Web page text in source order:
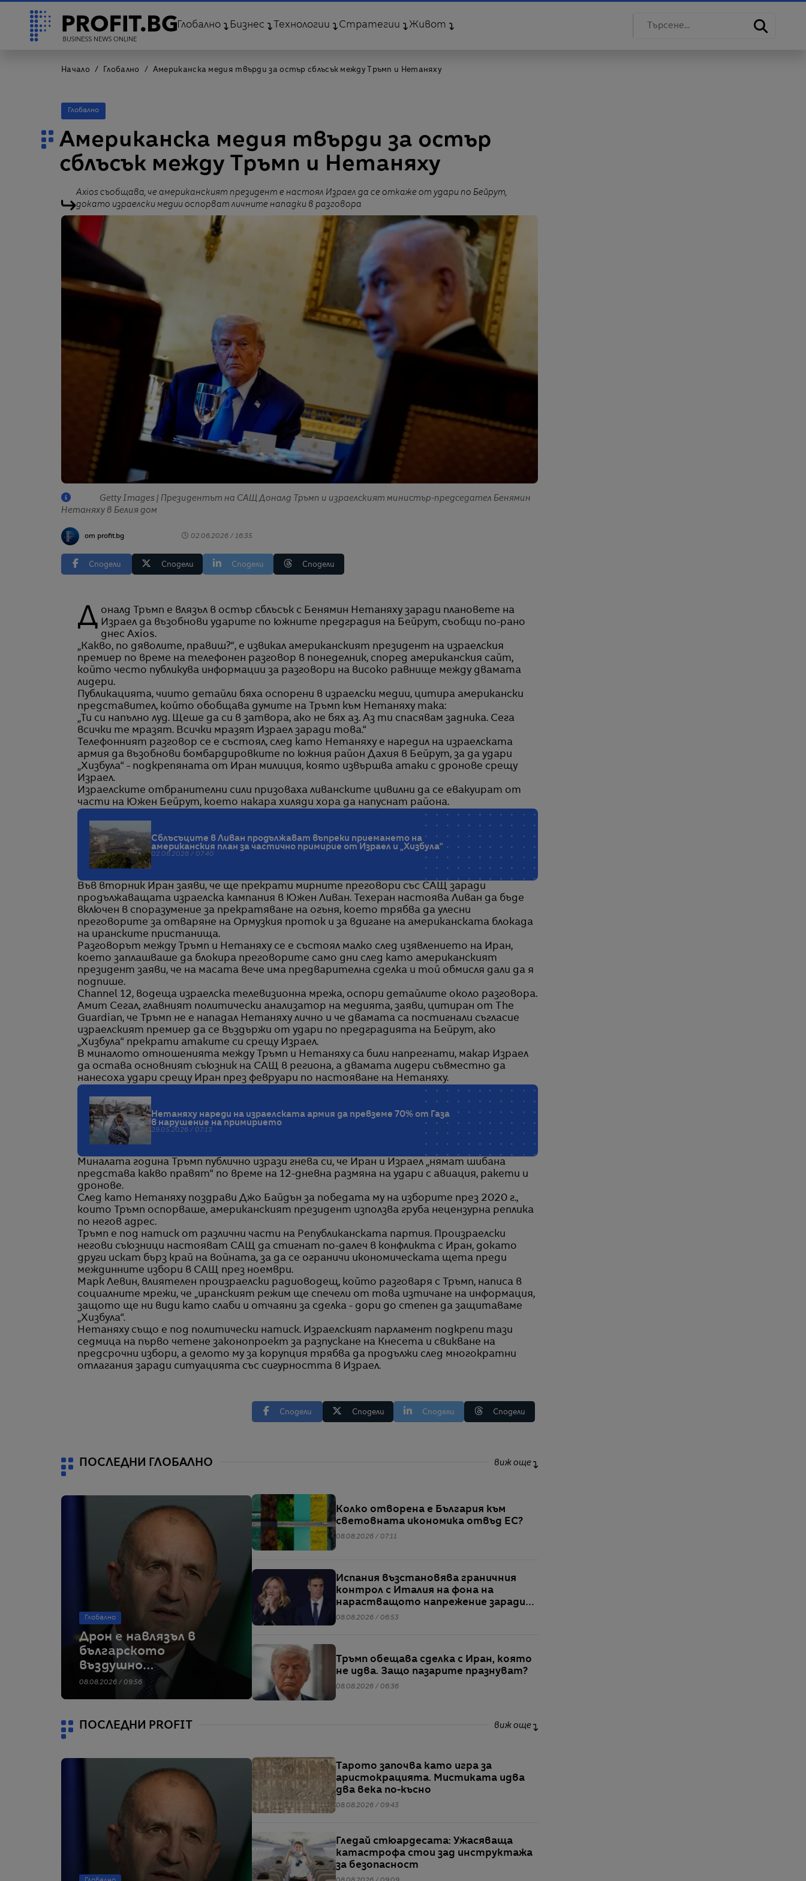
Глобално Бизнес Технологии Стратегии Живот
Начало Глобално Американска медия твърди за остър сблъсък между Тръмп и Нетаняху
Глобално
Американска медия твърди за остър
сблъсък между Тръмп и Нетаняху
Axios съобщава, че американският президент е настоял Израел да се откаже от удари по Бейрут,
докато израелски медии оспорват личните нападки в разговора
Getty Images | Президентът на САЩ Доналд Тръмп и израелският министър-председател Бенямин
Нетаняху в Белия дом
от profit.bg 02.06.2026 / 16:35
Сподели Сподели Сподели Сподели
Доналд Тръмп е влязъл в остър сблъсък с Бенямин Нетаняху заради плановете на Израел да възобнови ударите по южните предградия на Бейрут, съобщи по-рано
днес Axios.
„Какво, по дяволите, правиш?“, е извикал американският президент на израелския
премиер по време на телефонен разговор в понеделник, според американския сайт,
който често публикува информации за разговори на високо равнище между двамата
лидери.
Публикацията, чиито детайли бяха оспорени в израелски медии, цитира американски
представител, който обобщава думите на Тръмп към Нетаняху така:
„Ти си напълно луд. Щеше да си в затвора, ако не бях аз. Аз ти спасявам задника. Сега
всички те мразят. Всички мразят Израел заради това.“
Телефонният разговор се е състоял, след като Нетаняху е наредил на израелската
армия да възобнови бомбардировките по южния район Дахия в Бейрут, за да удари
„Хизбула“ - подкрепяната от Иран милиция, която извършва атаки с дронове срещу
Израел.
Израелските отбранителни сили призоваха ливанските цивилни да се евакуират от
части на Южен Бейрут, което накара хиляди хора да напуснат района.
Сблъсъците в Ливан продължават въпреки приемането на
американския план за частично примирие от Израел и „Хизбула“
02.06.2026 / 07:40
Във вторник Иран заяви, че ще прекрати мирните преговори със САЩ заради
продължаващата израелска кампания в Южен Ливан. Техеран настоява Ливан да бъде
включен в споразумение за прекратяване на огъня, което трябва да улесни
преговорите за отваряне на Ормузкия проток и за вдигане на американската блокада
на иранските пристанища.
Разговорът между Тръмп и Нетаняху се е състоял малко след изявлението на Иран,
което заплашваше да блокира преговорите само дни след като американският
президент заяви, че на масата вече има предварителна сделка и той обмисля дали да я
подпише.
Channel 12, водеща израелска телевизионна мрежа, оспори детайлите около разговора.
Амит Сегал, главният политически анализатор на медията, заяви, цитиран от The
Guardian, че Тръмп не е нападал Нетаняху лично и че двамата са постигнали съгласие
израелският премиер да се въздържи от удари по предградията на Бейрут, ако
„Хизбула“ прекрати атаките си срещу Израел.
В миналото отношенията между Тръмп и Нетаняху са били напрегнати, макар Израел
да остава основният съюзник на САЩ в региона, а двамата лидери съвместно да
нанесоха удари срещу Иран през февруари по настояване на Нетаняху.
Нетаняху нареди на израелската армия да превземе 70% от Газа
в нарушение на примирието
29.05.2026 / 07:13
Миналата година Тръмп публично изрази гнева си, че Иран и Израел „нямат шибана
представа какво правят“ по време на 12-дневна размяна на удари с авиация, ракети и
дронове.
След като Нетаняху поздрави Джо Байдън за победата му на изборите през 2020 г.,
които Тръмп оспорваше, американският президент използва груба нецензурна реплика
по негов адрес.
Тръмп е под натиск от различни части на Републиканската партия. Произраелски
негови съюзници настояват САЩ да стигнат по-далеч в конфликта с Иран, докато
други искат бърз край на войната, за да се ограничи икономическата щета преди
междинните избори в САЩ през ноември.
Марк Левин, влиятелен произраелски радиоводещ, който разговаря с Тръмп, написа в
социалните мрежи, че „иранският режим ще спечели от това изтичане на информация,
защото ще ни види като слаби и отчаяни за сделка - дори до степен да защитаваме
„Хизбула“.
Нетаняху също е под политически натиск. Израелският парламент подкрепи тази
седмица на първо четене законопроект за разпускане на Кнесета и свикване на
предсрочни избори, а делото му за корупция трябва да продължи след многократни
отлагания заради ситуацията със сигурността в Израел.
Сподели Сподели Сподели Сподели
ПОСЛЕДНИ ГЛОБАЛНО виж още
Глобално
Дрон е навлязъл в
българското
въздушно
пространство и се
Радев
08.08.2026 / 09:56
Колко отворена е България към
световната икономика отвъд ЕС?
08.08.2026 / 07:11
Испания възстановява граничния
контрол с Италия на фона на
нарастващото напрежение заради
мигрантите
08.08.2026 / 06:53
Тръмп обещава сделка с Иран, която
не идва. Защо пазарите празнуват?
08.08.2026 / 06:36
ПОСЛЕДНИ PROFIT виж още
Тарото започва като игра за
аристокрацията. Мистиката идва
два века по-късно
08.08.2026 / 09:43
Гледай стюардесата: Ужасяваща
катастрофа стои зад инструктажа
за безопасност